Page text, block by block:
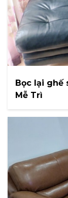
Bọc lại ghế
Mễ Trì